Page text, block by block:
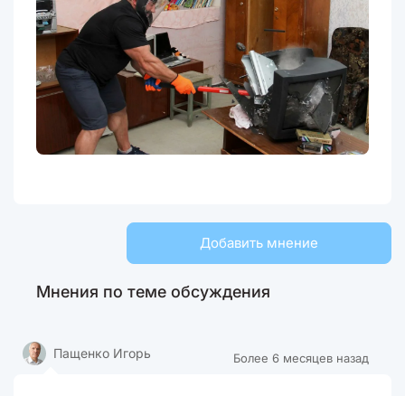
Добавить мнение
Мнения по теме обсуждения
Более 6 месяцев назад
Пащенко Игорь